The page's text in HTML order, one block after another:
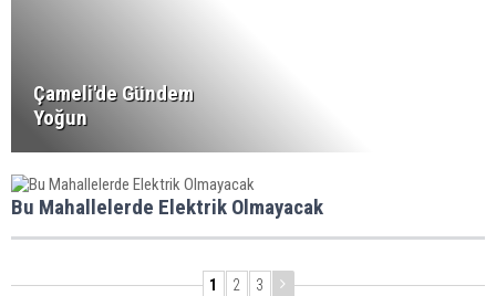
Çameli'de Gündem
Yoğun
Bu Mahallelerde Elektrik Olmayacak
1 2 3